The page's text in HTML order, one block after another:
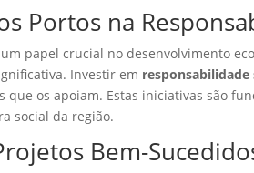
Portos na
papel crucial no desenvolvimento
Investir em
que os apoiam. Estas iniciativas são
social da região.
Bem-